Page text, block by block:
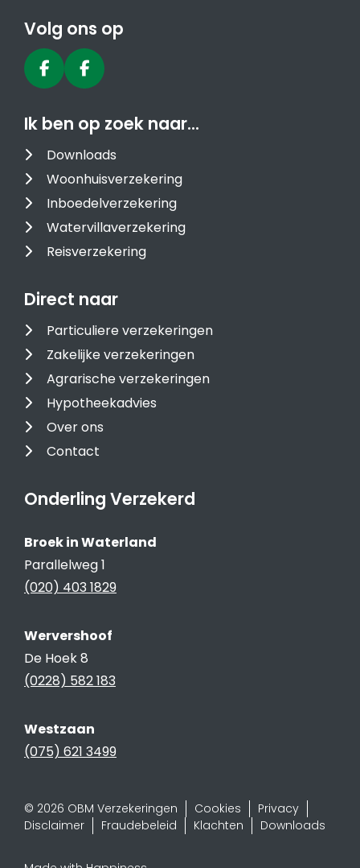
Volg ons op
Ik ben op zoek naar…
Downloads
Woonhuisverzekering
Inboedelverzekering
Watervillaverzekering
Reisverzekering
Direct naar
Particuliere verzekeringen
Zakelijke verzekeringen
Agrarische verzekeringen
Hypotheekadvies
Over ons
Contact
Onderling Verzekerd
Broek in Waterland
Parallelweg 1
(020) 403 1829
Wervershoof
De Hoek 8
(0228) 582 183
Westzaan
(075) 621 3499
© 2026 OBM Verzekeringen Cookies
Privacy
Disclaimer
Fraudebeleid Klachten Downloads